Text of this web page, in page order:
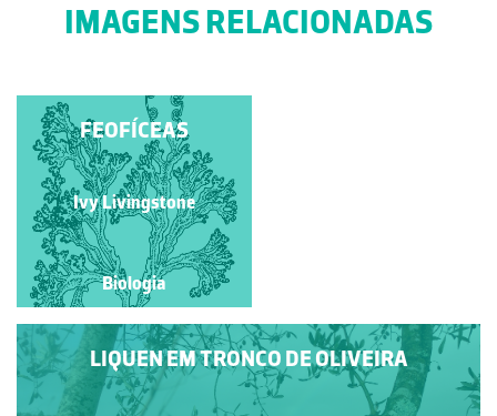
IMAGENS RELACIONADAS
MATA-MOSCAS
Paulo Talhadas dos Santos
Biologia
LIQUEN EM TRONCO DE OLIVEIRA
FEOFÍCEAS
Ivy Livingstone
Biologia